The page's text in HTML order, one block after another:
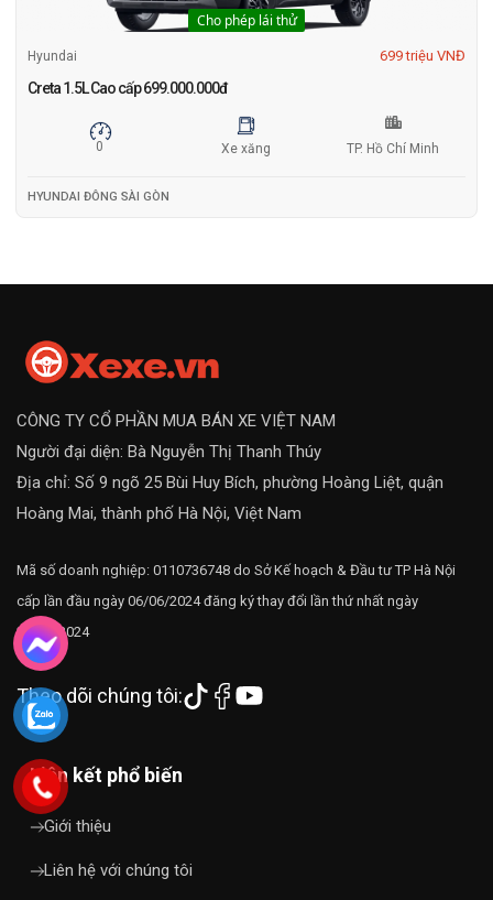
Cho phép lái thử
Hyundai 699 triệu VNĐ
Creta 1.5L Cao cấp 699.000.000đ
0 Xe xăng TP. Hồ Chí Minh
HYUNDAI ĐÔNG SÀI GÒN
CÔNG TY CỔ PHẦN MUA BÁN XE VIỆT NAM
Người đại diện: Bà Nguyễn Thị Thanh Thúy
Địa chỉ: Số 9 ngõ 25 Bùi Huy Bích, phường Hoàng Liệt, quận
Hoàng Mai, thành phố Hà Nội, Việt Nam
Mã số doanh nghiệp: 0110736748 do Sở Kế hoạch & Đầu tư TP Hà Nội
cấp lần đầu ngày 06/06/2024 đăng ký thay đổi lần thứ nhất ngày
22/11/2024
Theo dõi chúng tôi:
Liên kết phổ biến
Giới thiệu
Liên hệ với chúng tôi